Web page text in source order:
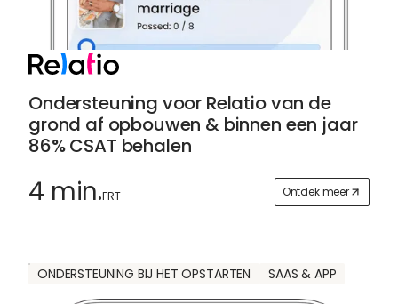
Ondersteuning voor Relatio van de
grond af opbouwen & binnen een jaar
86% CSAT behalen
4 min.FRT Ontdek meer
ONDERSTEUNING BIJ HET OPSTARTEN SAAS & APP